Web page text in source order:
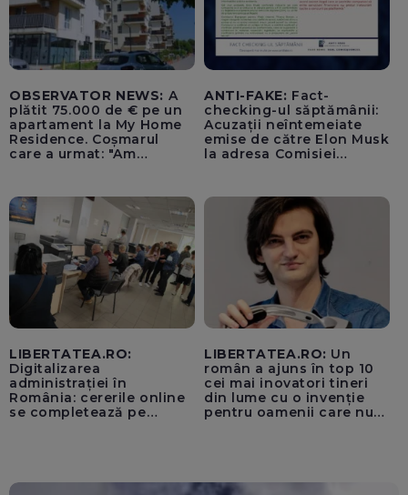
OBSERVATOR NEWS: A
plătit 75.000 de € pe un
apartament la My Home
Residence. Coșmarul
care a urmat: "Am
ANTI-FAKE: Fact-
checking-ul săptămânii:
Acuzații neîntemeiate
emise de către Elon Musk
la adresa Comisiei
pentru instaurarea
„cenzurii” pe platforma X
LIBERTATEA.RO:
Digitalizarea
administrației în
România: cererile online
se completează pe
LIBERTATEA.RO: Un
român a ajuns în top 10
cei mai inovatori tineri
din lume cu o invenție
pentru oamenii care nu